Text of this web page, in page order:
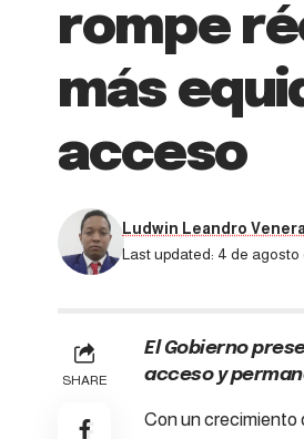
rompe
más
acceso
Last updated: 4 de agosto
Ludwin Leandro
SHARE
El Gobierno
acceso y
Con un crecimiento